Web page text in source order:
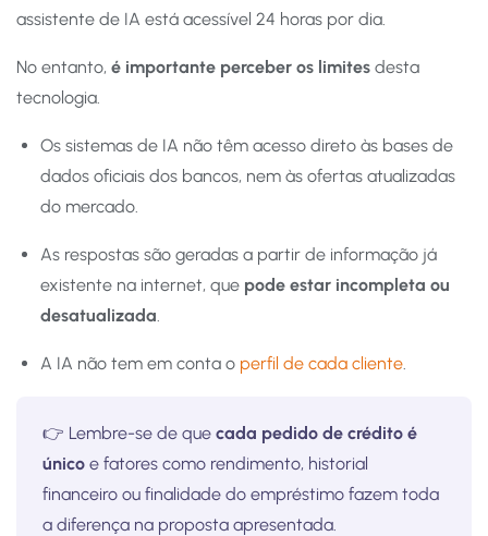
assistente de IA está acessível 24 horas por dia.
No entanto, é importante perceber os limites desta
tecnologia.
Os sistemas de IA não têm acesso direto às bases de
dados oficiais dos bancos, nem às ofertas atualizadas
do mercado.
As respostas são geradas a partir de informação já
existente na internet, que pode estar incompleta ou
desatualizada.
A IA não tem em conta o perfil de cada cliente.
👉 Lembre-se de que cada pedido de crédito é
único e fatores como rendimento, historial
financeiro ou finalidade do empréstimo fazem toda
a diferença na proposta apresentada.